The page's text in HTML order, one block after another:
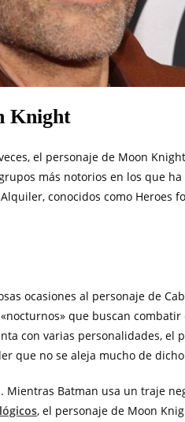
Knight
el personaje de Moon
más notorios en los que
conocidos como Heroes
ocasiones al personaje de
que buscan
con varias personalidades, el
que no se aleja mucho de
Batman usa un traje
, el personaje de Moon